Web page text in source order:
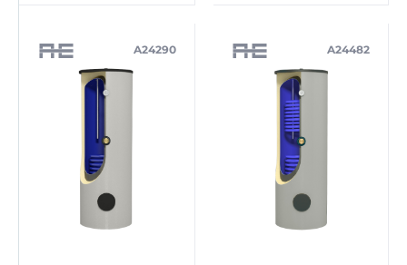
A24290 A24482